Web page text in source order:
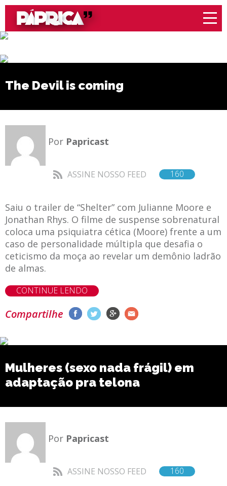
The Devil is coming
Por Papricast
ASSINE NOSSO FEED 160
Saiu o trailer de “Shelter” com Julianne Moore e
Jonathan Rhys. O filme de suspense sobrenatural
coloca uma psiquiatra cética (Moore) frente a um
caso de personalidade múltipla que desafia o
ceticismo da moça ao revelar um demônio ladrão
de almas.
CONTINUE LENDO
Compartilhe
Mulheres (sexo nada frágil) em
adaptação pra telona
Por Papricast
ASSINE NOSSO FEED 160